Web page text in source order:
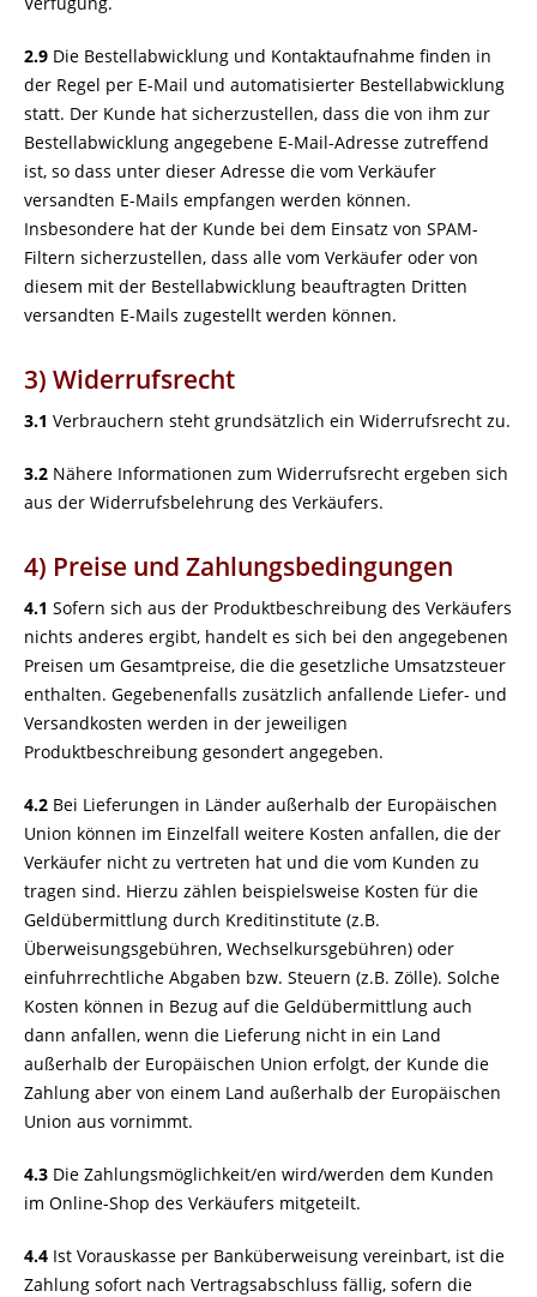
2.9 Die Bestellabwicklung und Kontaktaufnahme finden in
der Regel per E-Mail und automatisierter Bestellabwicklung
statt. Der Kunde hat sicherzustellen, dass die von ihm zur
Bestellabwicklung angegebene E-Mail-Adresse zutreffend
ist, so dass unter dieser Adresse die vom Verkäufer
versandten E-Mails empfangen werden können.
Insbesondere hat der Kunde bei dem Einsatz von SPAM-
Filtern sicherzustellen, dass alle vom Verkäufer oder von
diesem mit der Bestellabwicklung beauftragten Dritten
versandten E-Mails zugestellt werden können.
3) Widerrufsrecht
3.1 Verbrauchern steht grundsätzlich ein Widerrufsrecht zu.
3.2 Nähere Informationen zum Widerrufsrecht ergeben sich
aus der Widerrufsbelehrung des Verkäufers.
4) Preise und Zahlungsbedingungen
4.1 Sofern sich aus der Produktbeschreibung des Verkäufers
nichts anderes ergibt, handelt es sich bei den angegebenen
Preisen um Gesamtpreise, die die gesetzliche Umsatzsteuer
enthalten. Gegebenenfalls zusätzlich anfallende Liefer- und
Versandkosten werden in der jeweiligen
Produktbeschreibung gesondert angegeben.
4.2 Bei Lieferungen in Länder außerhalb der Europäischen
Union können im Einzelfall weitere Kosten anfallen, die der
Verkäufer nicht zu vertreten hat und die vom Kunden zu
tragen sind. Hierzu zählen beispielsweise Kosten für die
Geldübermittlung durch Kreditinstitute (z.B.
Überweisungsgebühren, Wechselkursgebühren) oder
einfuhrrechtliche Abgaben bzw. Steuern (z.B. Zölle). Solche
Kosten können in Bezug auf die Geldübermittlung auch
dann anfallen, wenn die Lieferung nicht in ein Land
außerhalb der Europäischen Union erfolgt, der Kunde die
Zahlung aber von einem Land außerhalb der Europäischen
Union aus vornimmt.
4.3 Die Zahlungsmöglichkeit/en wird/werden dem Kunden
im Online-Shop des Verkäufers mitgeteilt.
4.4 Ist Vorauskasse per Banküberweisung vereinbart, ist die
Zahlung sofort nach Vertragsabschluss fällig, sofern die